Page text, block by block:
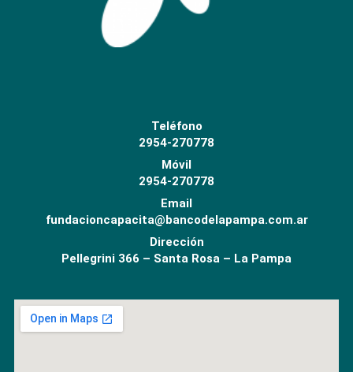
Teléfono
2954-270778
Móvil
2954-270778
Email
fundacioncapacita@bancodelapampa.com.ar
Dirección
Pellegrini 366 – Santa Rosa – La Pampa